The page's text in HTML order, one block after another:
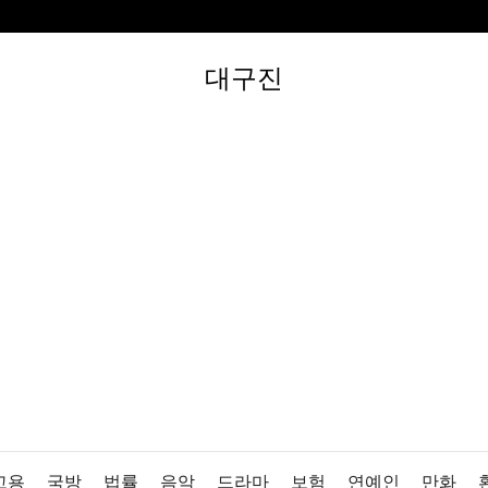
대구진
용 국방 법률 음악 드라마 보험 연예인 만화